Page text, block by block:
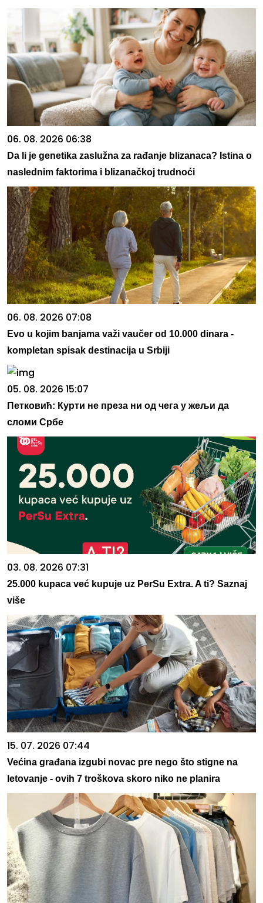
06. 08. 2026 06:38
Da li je genetika zaslužna za rađanje blizanaca? Istina o
naslednim faktorima i blizanačkoj trudnoći
06. 08. 2026 07:08
Evo u kojim banjama važi vaučer od 10.000 dinara -
kompletan spisak destinacija u Srbiji
05. 08. 2026 15:07
Петковић: Курти не преза ни од чега у жељи да
сломи Србе
03. 08. 2026 07:31
25.000 kupaca već kupuje uz PerSu Extra. A ti? Saznaj
više
15. 07. 2026 07:44
Većina građana izgubi novac pre nego što stigne na
letovanje - ovih 7 troškova skoro niko ne planira